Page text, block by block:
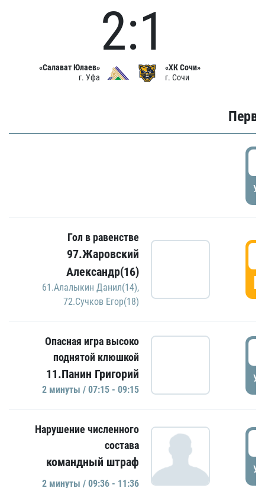
«Салават Юлаев»
г. Уфа
2:1
«ХК Сочи»
г. Сочи
Гол в равенстве
97.Жаровский
Александр(16)
61.Алалыкин Данил(14),
72.Сучков Егор(18)
Опасная игра высоко
поднятой клюшкой
11.Панин Григорий
2 минуты / 07:15 - 09:15
Нарушение численного
состава
командный штраф
2 минуты / 09:36 - 11:36